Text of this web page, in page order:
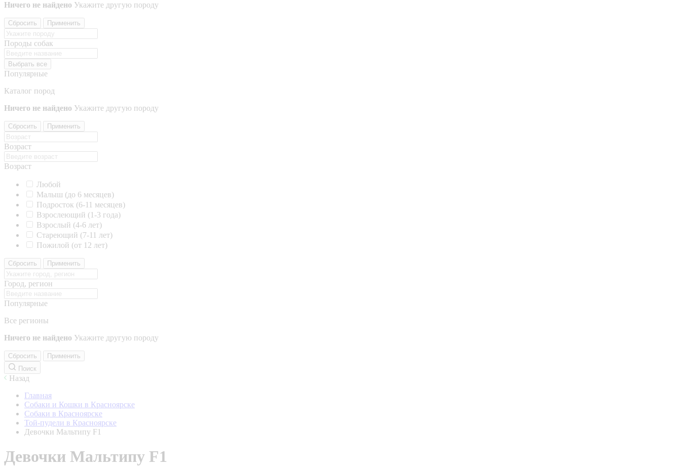
Ничего не найдено Укажите другую породу
Сбросить Применить
Породы собак
Выбрать все
Популярные
Каталог пород
Ничего не найдено Укажите другую породу
Сбросить Применить
Возраст
Возраст
Любой
Малыш (до 6 месяцев)
Подросток (6-11 месяцев)
Взрослеющий (1-3 года)
Взрослый (4-6 лет)
Стареющий (7-11 лет)
Пожилой (от 12 лет)
Сбросить Применить
Город, регион
Популярные
Все регионы
Ничего не найдено Укажите другую породу
Сбросить
Применить
Поиск
Назад
Главная
Собаки и Кошки в Красноярске
Собаки в Красноярске
Той-пудели в Красноярске
Девочки Мальтипу F1
Девочки Мальтипу F1